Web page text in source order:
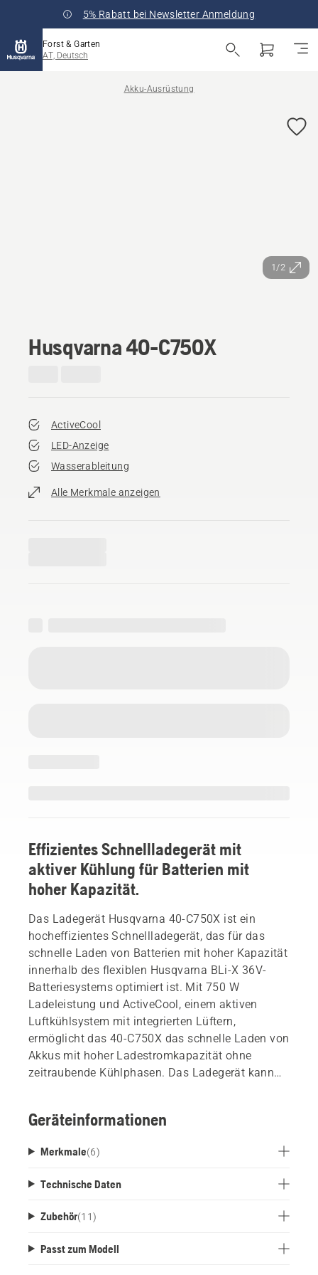
5% Rabatt bei Newsletter Anmeldung
Forst & Garten
AT, Deutsch
Akku-Ausrüstung
1/2
Husqvarna 40-C750X
ActiveCool
LED-Anzeige
Wasserableitung
Alle Merkmale anzeigen
Effizientes Schnellladegerät mit
aktiver Kühlung für Batterien mit
hoher Kapazität.
Das Ladegerät Husqvarna 40-C750X ist ein
hocheffizientes Schnellladegerät, das für das
schnelle Laden von Batterien mit hoher Kapazität
innerhalb des flexiblen Husqvarna BLi-X 36V-
Batteriesystems optimiert ist. Mit 750 W
Ladeleistung und ActiveCool, einem aktiven
Luftkühlsystem mit integrierten Lüftern,
ermöglicht das 40-C750X das schnelle Laden von
Akkus mit hoher Ladestromkapazität ohne
zeitraubende Kühlphasen. Das Ladegerät kann
Wandhalterung einfach an der Wand befestigt
Geräteinformationen
Merkmale(6)
Technische Daten
Zubehör(11)
Passt zum Modell